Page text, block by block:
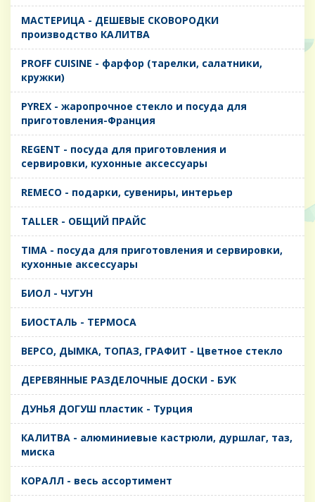
MАСТЕРИЦА - ДЕШЕВЫЕ СКОВОРОДКИ
производство КАЛИТВА
PROFF CUISINE - фарфор (тарелки, салатники,
кружки)
PYREX - жаропрочное стекло и посуда для
приготовления-Франция
REGENT - посуда для приготовления и
сервировки, кухонные аксессуары
REMECO - подарки, сувениры, интерьер
TALLER - ОБЩИЙ ПРАЙС
TIMA - посуда для приготовления и сервировки,
кухонные аксессуары
БИОЛ - ЧУГУН
БИОСТАЛЬ - ТЕРМОСА
ВЕРСО, ДЫМКА, ТОПАЗ, ГРАФИТ - Цветное стекло
ДЕРЕВЯННЫЕ РАЗДЕЛОЧНЫЕ ДОСКИ - БУК
ДУНЬЯ ДОГУШ пластик - Турция
КАЛИТВА - алюминиевые кастрюли, дуршлаг, таз,
миска
КОРАЛЛ - весь ассортимент